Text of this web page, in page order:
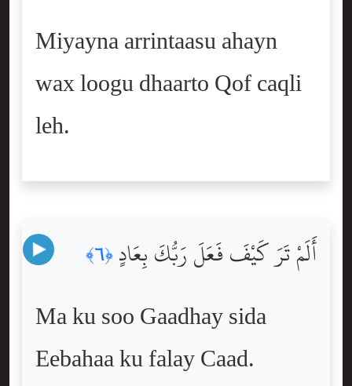
Miyayna arrintaasu ahayn
wax loogu dhaarto Qof caqli
leh.
أَلَمْ تَرَ كَيْفَ فَعَلَ رَبُّكَ بِعَادٍ ﴿٦﴾
Ma ku soo Gaadhay sida
Eebahaa ku falay Caad.